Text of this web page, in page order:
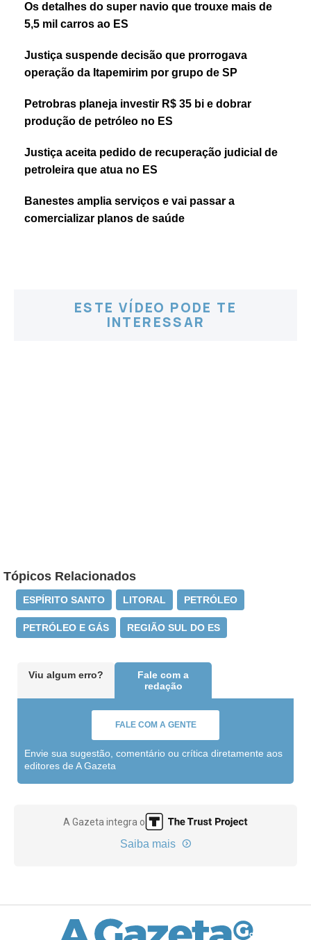
Os detalhes do super navio que trouxe mais de
5,5 mil carros ao ES
Justiça suspende decisão que prorrogava
operação da Itapemirim por grupo de SP
Petrobras planeja investir R$ 35 bi e dobrar
produção de petróleo no ES
Justiça aceita pedido de recuperação judicial de
petroleira que atua no ES
Banestes amplia serviços e vai passar a
comercializar planos de saúde
ESTE VÍDEO PODE TE
INTERESSAR
Tópicos Relacionados
ESPÍRITO SANTO LITORAL PETRÓLEO
PETRÓLEO E GÁS REGIÃO SUL DO ES
Viu algum erro?
Fale com a
redação
FALE COM A GENTE
Envie sua sugestão, comentário ou crítica diretamente aos
editores de A Gazeta
A Gazeta integra o
Saiba mais